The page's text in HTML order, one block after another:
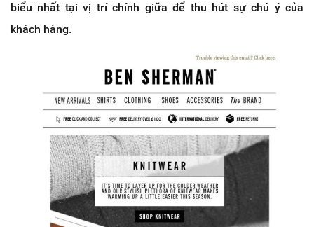
biểu nhất tại vị trí chính giữa để thu hút sự chú ý của
khách hàng.